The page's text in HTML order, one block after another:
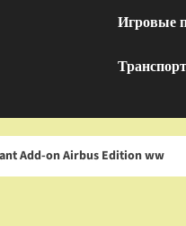
Игровые
Транспорт
Edition ww